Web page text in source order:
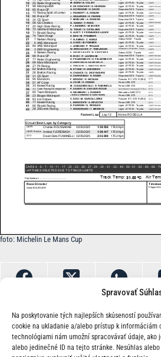
Spravovať
Na poskytovanie tých najlepších skúseností
cookie na ukladanie a/alebo prístup k informáciám
technológiami nám umožní spracovávať údaje, ako
alebo jedinečné ID na tejto stránke. Nesúhlas
foto: Michelin Le Mans Cup